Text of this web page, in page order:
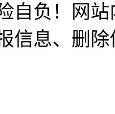
自负！网
信息、删